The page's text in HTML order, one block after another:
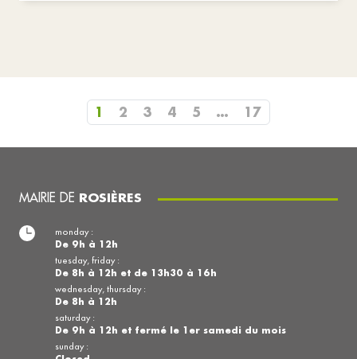
1 2 3 4 5 … 17
MAIRIE DE ROSIÈRES
monday :
De 9h à 12h
tuesday, friday :
De 8h à 12h et de 13h30 à 16h
wednesday, thursday :
De 8h à 12h
saturday :
De 9h à 12h et fermé le 1er samedi du mois
sunday :